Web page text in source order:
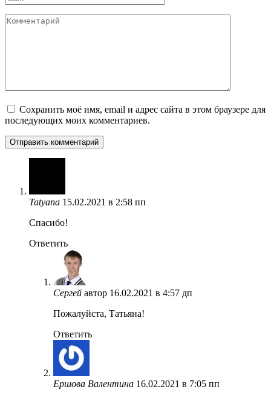
Комментарий
Сохранить моё имя, email и адрес сайта в этом браузере для
последующих моих комментариев.
Tatyana 15.02.2021 в 2:58 пп
Спасибо!
Ответить
Сергей автор 16.02.2021 в 4:57 дп
Пожалуйста, Татьяна!
Ответить
Ершова Валентина 16.02.2021 в 7:05 пп